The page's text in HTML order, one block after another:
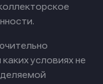
условиях не